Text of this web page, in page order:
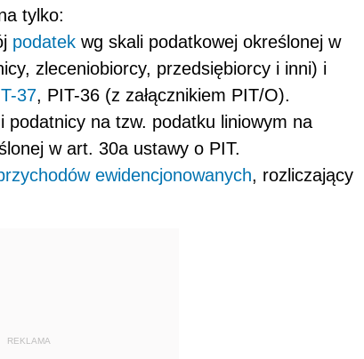
tylko:
podatek wg skali podatkowej określonej w
zleceniobiorcy, przedsiębiorcy i inni) i
37, PIT-36 (z załącznikiem PIT/O).
na tzw. podatku liniowym na
w art. 30a ustawy o PIT.
ewidencjonowanych, rozliczający
REKLAMA